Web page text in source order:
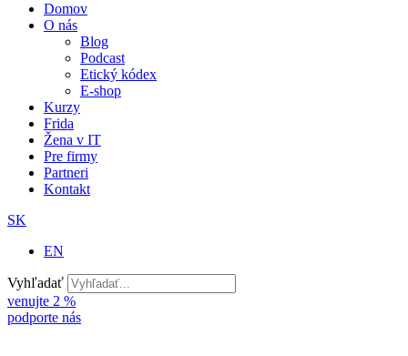
Domov
O nás
Blog
Podcast
Etický kódex
E-shop
Kurzy
Frida
Žena v IT
Pre firmy
Partneri
Kontakt
SK
EN
Vyhľadať
venujte 2 %
podporte nás